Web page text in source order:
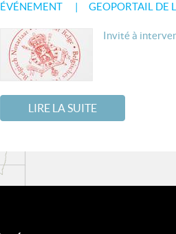
ÉVÉNEMENT GEOPORTAIL DE
Invité à
LIRE LA SUITE